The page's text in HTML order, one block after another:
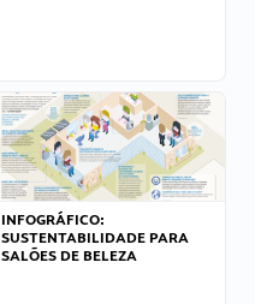
INFOGRÁFICO:
SUSTENTABILIDADE PARA
SALÕES DE BELEZA